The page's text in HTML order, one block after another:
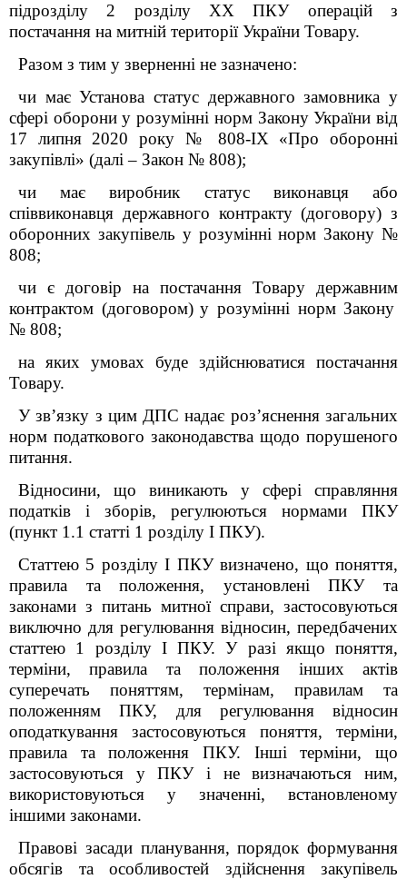
підрозділу 2 розділу ХХ ПКУ операцій з
постачання на митній території України Товару.
Разом з тим у зверненні не зазначено:
чи має Установа статус державного замовника у
сфері оборониу розумінні норм Закону Українивід
17 липня 2020 року № 808-IX «Про оборонні
закупівлі» (далі – Закон № 808);
чи має виробник статус виконавця або
співвиконавця державного контракту (договору) з
оборонних закупівель у розумінні норм Закону №
808;
чи є договір на постачання Товару державним
контрактом (договором) у розумінні норм Закону
№ 808;
на яких умовах буде здійснюватися постачання
Товару.
У зв’язку з цим ДПС надає роз’яснення загальних
норм податкового законодавства щодо порушеного
питання.
Відносини, що виникають у сфері справляння
податків і зборів, регулюються нормами ПКУ
(пункт 1.1 статті 1 розділу I ПКУ).
Статтею 5 розділу І ПКУ визначено, що поняття,
правила та положення, установлені ПКУ та
законами з питань митної справи, застосовуються
виключно для регулювання відносин, передбачених
статтею 1 розділу І ПКУ. У разі якщо поняття,
терміни, правила та положення інших актів
суперечать поняттям, термінам, правилам та
положенням ПКУ, для регулювання відносин
оподаткування застосовуються поняття, терміни,
правила та положення ПКУ. Інші терміни, що
застосовуються у ПКУ і не визначаються ним,
використовуються у значенні, встановленому
іншими законами.
Правові засади планування, порядок формування
обсягів та особливостей здійснення закупівель